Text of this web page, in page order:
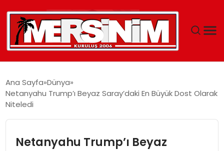
YAŞAM
Ana Sayfa Dünya
Netanyahu Trump’ı Beyaz Saray’daki En Büyük Dost Olarak
Niteledi
Netanyahu Trump’ı Beyaz